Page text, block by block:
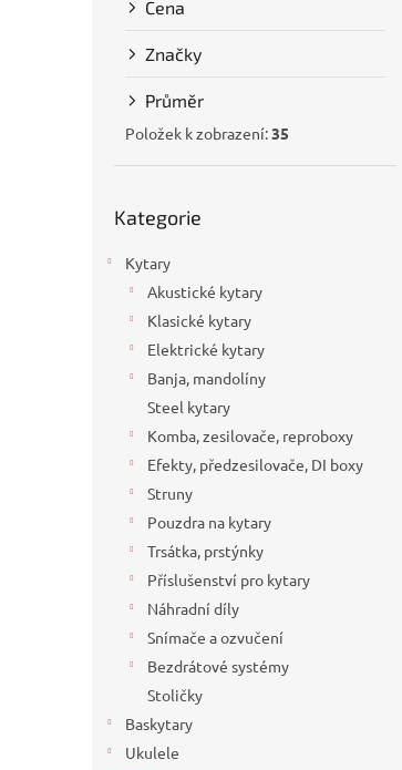
Cena
Značky
Průměr
Položek k zobrazení:35
kategorie
Kategorie
Kytary
Akustické kytary
Klasické kytary
Elektrické kytary
Banja, mandolíny
Steel kytary
Komba, zesilovače, reproboxy
Efekty, předzesilovače, DI boxy
Struny
Pouzdra na kytary
Trsátka, prstýnky
Příslušenství pro kytary
Náhradní díly
Snímače a ozvučení
Bezdrátové systémy
Stoličky
Baskytary
Ukulele